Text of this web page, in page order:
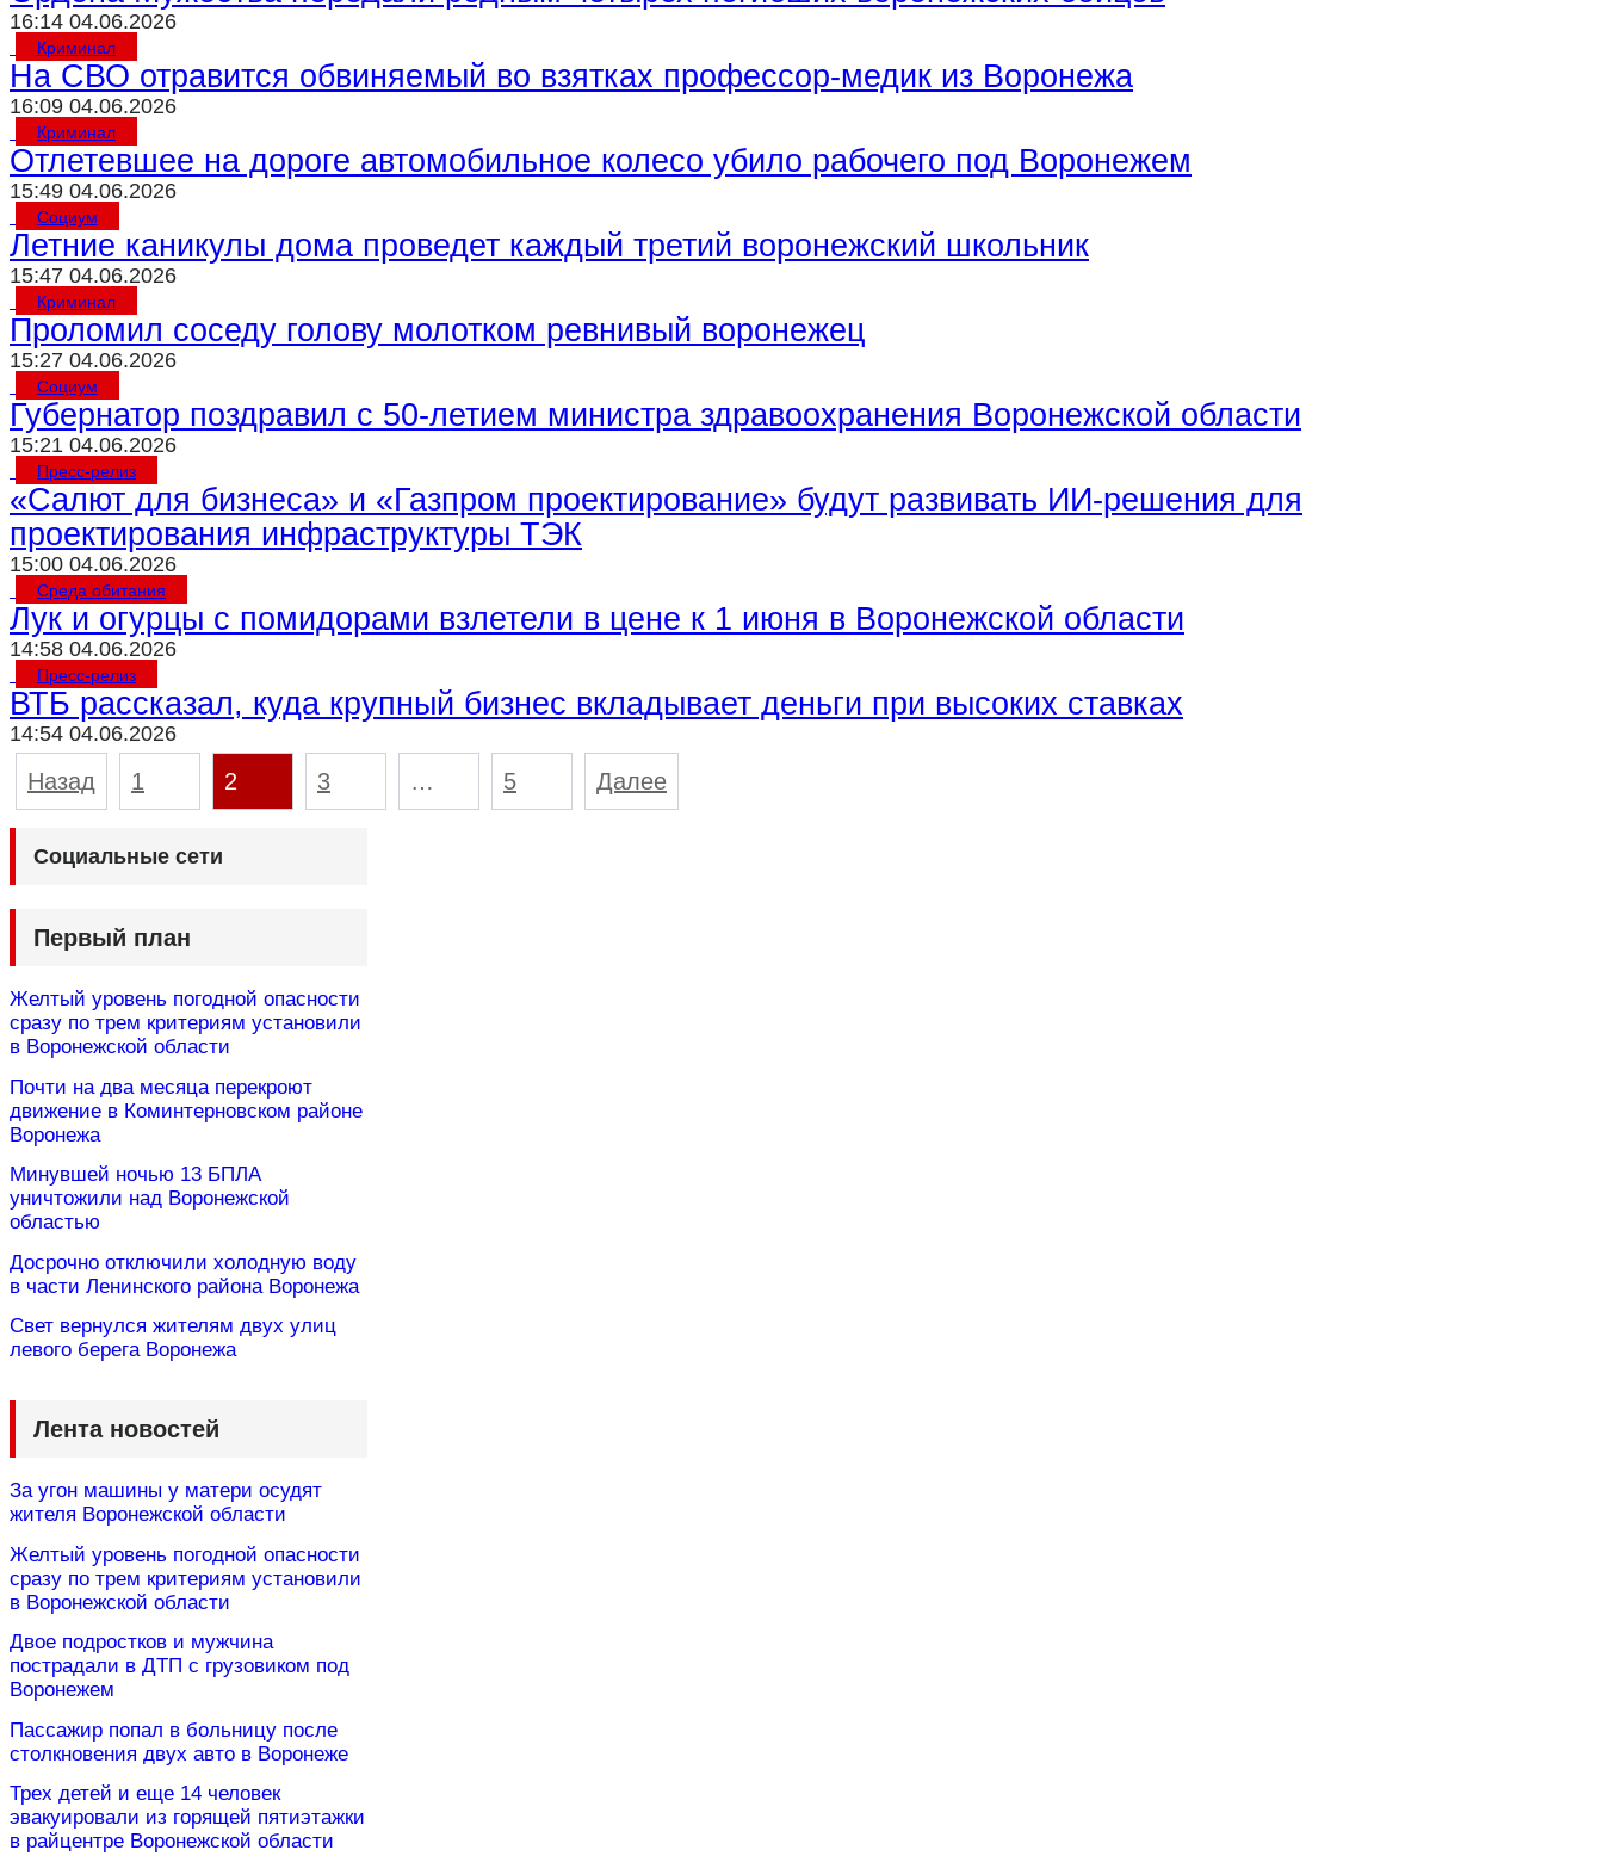
16:14 04.06.2026
Криминал
На СВО отравится обвиняемый во взятках профессор-медик из Воронежа
16:09 04.06.2026
Криминал
Отлетевшее на дороге автомобильное колесо убило рабочего под Воронежем
15:49 04.06.2026
Социум
Летние каникулы дома проведет каждый третий воронежский школьник
15:47 04.06.2026
Криминал
Проломил соседу голову молотком ревнивый воронежец
15:27 04.06.2026
Социум
Губернатор поздравил с 50-летием министра здравоохранения Воронежской области
15:21 04.06.2026
Пресс-релиз
«Салют для бизнеса» и «Газпром проектирование» будут развивать ИИ-решения для
проектирования инфраструктуры ТЭК
15:00 04.06.2026
Среда обитания
Лук и огурцы с помидорами взлетели в цене к 1 июня в Воронежской области
14:58 04.06.2026
Пресс-релиз
ВТБ рассказал, куда крупный бизнес вкладывает деньги при высоких ставках
14:54 04.06.2026
Пагинация
записей
Назад 1 2 3 … 5 Далее
Социальные сети
Первый план
Желтый уровень погодной опасности
сразу по трем критериям установили
в Воронежской области
Почти на два месяца перекроют
движение в Коминтерновском районе
Воронежа
Минувшей ночью 13 БПЛА
уничтожили над Воронежской
областью
Досрочно отключили холодную воду
в части Ленинского района Воронежа
Свет вернулся жителям двух улиц
левого берега Воронежа
Лента новостей
За угон машины у матери осудят
жителя Воронежской области
Желтый уровень погодной опасности
сразу по трем критериям установили
в Воронежской области
Двое подростков и мужчина
пострадали в ДТП с грузовиком под
Воронежем
Пассажир попал в больницу после
столкновения двух авто в Воронеже
Трех детей и еще 14 человек
эвакуировали из горящей пятиэтажки
в райцентре Воронежской области